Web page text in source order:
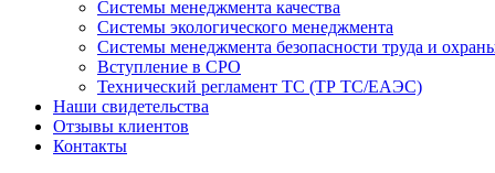
Системы менеджмента качества
Системы экологического менеджмента
Системы менеджмента безопасности труда и
Вступление в СРО
Технический регламент ТС (ТР ТС/ЕАЭС)
Наши свидетельства
Отзывы клиентов
Контакты